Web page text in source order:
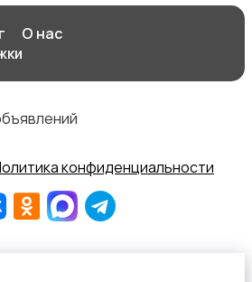
О нас
конфиденциальности